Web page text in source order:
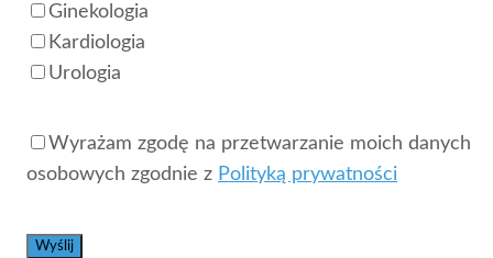
Ginekologia
Kardiologia
Urologia
Wyrażam zgodę na przetwarzanie moich danych
osobowych zgodnie z Polityką prywatności